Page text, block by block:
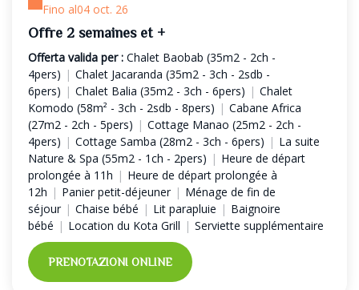
Fino al04 oct. 26
Offre 2 semaines et +
Offerta valida per : Chalet Baobab (35m2 - 2ch -
4pers) | Chalet Jacaranda (35m2 - 3ch - 2sdb -
6pers) | Chalet Balia (35m2 - 3ch - 6pers) | Chalet
Komodo (58m² - 3ch - 2sdb - 8pers) | Cabane Africa
(27m2 - 2ch - 5pers) | Cottage Manao (25m2 - 2ch -
4pers) | Cottage Samba (28m2 - 3ch - 6pers) | La suite
Nature & Spa (55m2 - 1ch - 2pers) | Heure de départ
prolongée à 11h | Heure de départ prolongée à
12h | Panier petit-déjeuner | Ménage de fin de
séjour | Chaise bébé | Lit parapluie | Baignoire
bébé | Location du Kota Grill | Serviette supplémentaire
PRENOTAZIONI ONLINE